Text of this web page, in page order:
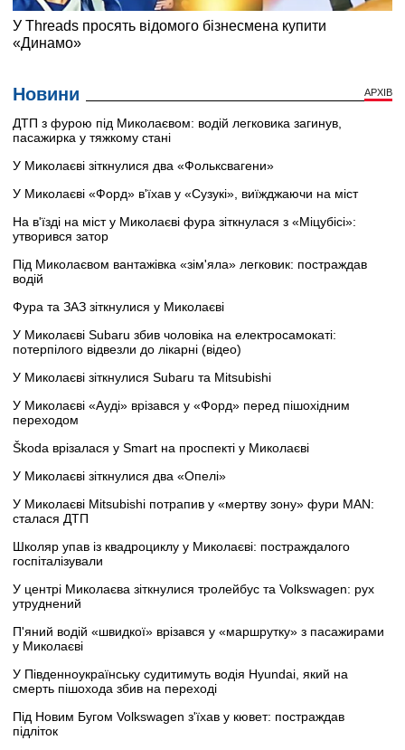
Новини АРХІВ
ДТП з фурою під Миколаєвом: водій легковика загинув,
пасажирка у тяжкому стані
У Миколаєві зіткнулися два «Фольксвагени»
У Миколаєві «Форд» в'їхав у «Сузукі», виїжджаючи на міст
На в'їзді на міст у Миколаєві фура зіткнулася з «Міцубісі»:
утворився затор
Під Миколаєвом вантажівка «зім'яла» легковик: постраждав
водій
Фура та ЗАЗ зіткнулися у Миколаєві
У Миколаєві Subaru збив чоловіка на електросамокаті:
потерпілого відвезли до лікарні (відео)
У Миколаєві зіткнулися Subaru та Mitsubishi
У Миколаєві «Ауді» врізався у «Форд» перед пішохідним
переходом
Škoda врізалася у Smart на проспекті у Миколаєві
У Миколаєві зіткнулися два «Опелі»
У Миколаєві Mitsubishi потрапив у «мертву зону» фури MAN:
сталася ДТП
Школяр упав із квадроциклу у Миколаєві: постраждалого
госпіталізували
У центрі Миколаєва зіткнулися тролейбус та Volkswagen: рух
утруднений
П'яний водій «швидкої» врізався у «маршрутку» з пасажирами
у Миколаєві
У Південноукраїнську судитимуть водія Hyundai, який на
смерть пішохода збив на переході
Під Новим Бугом Volkswagen з'їхав у кювет: постраждав
підліток